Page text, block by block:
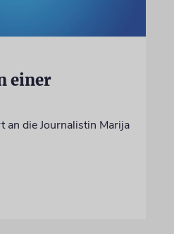
einer
an die Journalistin Marija